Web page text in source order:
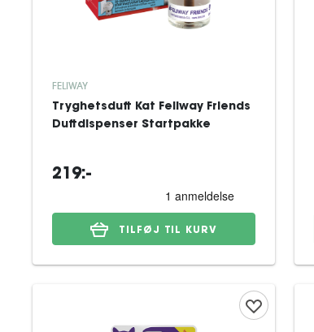
FELIWAY
Tryghetsduft Kat Feliway Friends
Duftdispenser Startpakke
219:-
TILFØJ TIL KURV